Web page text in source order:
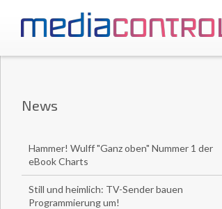
News
Hammer! Wulff "Ganz oben" Nummer 1 der
eBook Charts
Still und heimlich: TV-Sender bauen
Programmierung um!